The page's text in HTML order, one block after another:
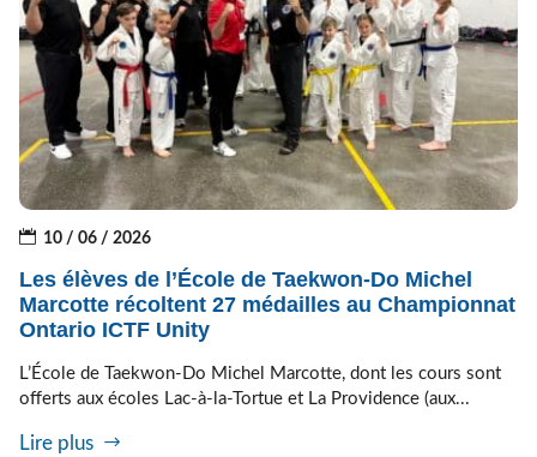
10 / 06 / 2026
Les élèves de l’École de Taekwon-Do Michel
Marcotte récoltent 27 médailles au Championnat
Ontario ICTF Unity
L’École de Taekwon-Do Michel Marcotte, dont les cours sont
offerts aux écoles Lac-à-la-Tortue et La Providence (aux...
Lire plus